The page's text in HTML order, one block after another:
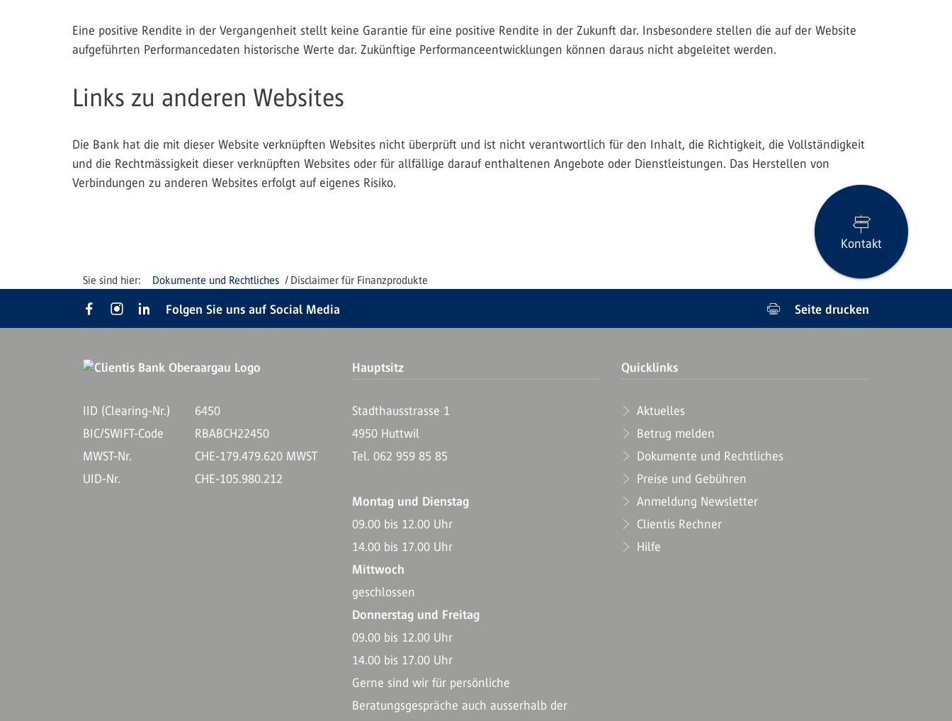
Eine positive Rendite in der Vergangenheit stellt keine Garantie für eine positive Rendite in der Zukunft dar. Insbesondere stellen die auf der Website
aufgeführten Performancedaten historische Werte dar. Zukünftige Performanceentwicklungen können daraus nicht abgeleitet werden.
Links zu anderen Websites
Die Bank hat die mit dieser Website verknüpften Websites nicht überprüft und ist nicht verantwortlich für den Inhalt, die Richtigkeit, die Vollständigkeit
und die Rechtmässigkeit dieser verknüpften Websites oder für allfällige darauf enthaltenen Angebote oder Dienstleistungen. Das Herstellen von
Verbindungen zu anderen Websites erfolgt auf eigenes Risiko.
Dokumente und Rechtliches Disclaimer für Finanzprodukte
Kontakt
Folgen Sie uns auf Social Media Seite drucken
Hauptsitz Quicklinks
IID (Clearing-Nr.)
6450
BIC/SWIFT-Code
RBABCH22450
MWST-Nr.
CHE-179.479.620 MWST
UID-Nr.
CHE-105.980.212
Stadthausstrasse 1
4950 Huttwil
Tel. 062 959 85 85
Montag und Dienstag
09.00 bis 12.00 Uhr
14.00 bis 17.00 Uhr
Mittwoch
geschlossen
Donnerstag und Freitag
09.00 bis 12.00 Uhr
14.00 bis 17.00 Uhr
Gerne sind wir für persönliche
Beratungsgespräche auch ausserhalb der
Aktuelles
Betrug melden
Dokumente und Rechtliches
Preise und Gebühren
Anmeldung Newsletter
Clientis Rechner
Hilfe